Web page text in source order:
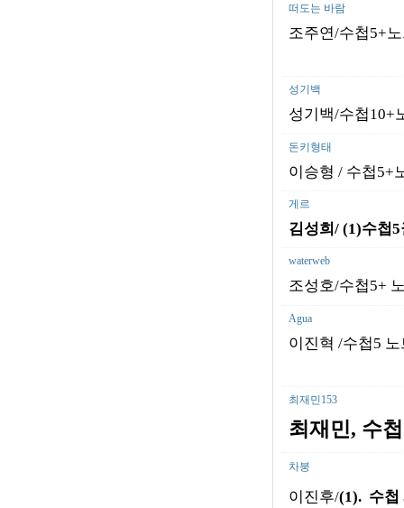
떠도는 바람
조주연/수첩5+
성기백
성기백/수첩10+
돈키형태
이승형 / 수첩5+
게르
김성희/ (1)수첩5
waterweb
조성호/수첩5+
Agua
이진혁 /수첩5
최재민153
최재민, 수
차붕
이진후/(1). 수첩